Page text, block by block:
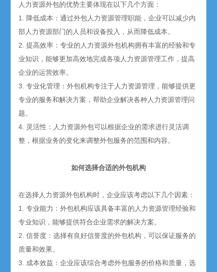
人力资源外包的优势主要体现在以下几个方面：
1. 降低成本：通过外包人力资源管理职能，企业可以减少内
部人力资源部门的人员和设备投入，从而降低成本。
2. 提高效率：专业的人力资源外包机构拥有丰富的经验和专
业知识，能够更加高效地完成各项人力资源管理工作，提高
企业的运营效率。
3. 专业化管理：外包机构专注于人力资源管理，能够提供更
专业的服务和解决方案，帮助企业解决各种人力资源管理问
题。
4. 灵活性：人力资源外包可以根据企业的需求进行灵活调
整，根据业务的变化来调整外包服务的范围和内容。
如何选择合适的外包机构
在选择人力资源外包机构时，企业应该考虑以下几个因素：
1. 专业能力：外包机构应该具备丰富的人力资源管理经验和
专业知识，能够提供符合企业需求的解决方案。
2. 信誉度：选择有良好信誉度的外包机构，可以保证服务的
质量和效果。
3. 成本效益：企业应该综合考虑外包服务的价格和质量，选